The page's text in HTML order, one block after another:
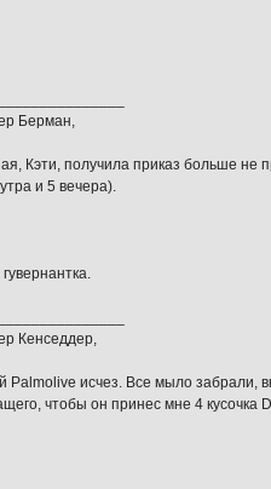
Берман,
Кэти, получила приказ больше
и 5 вечера).
Кенседдер,
Palmolive исчез. Все мыло забрали,
чтобы он принес мне 4 кусочка